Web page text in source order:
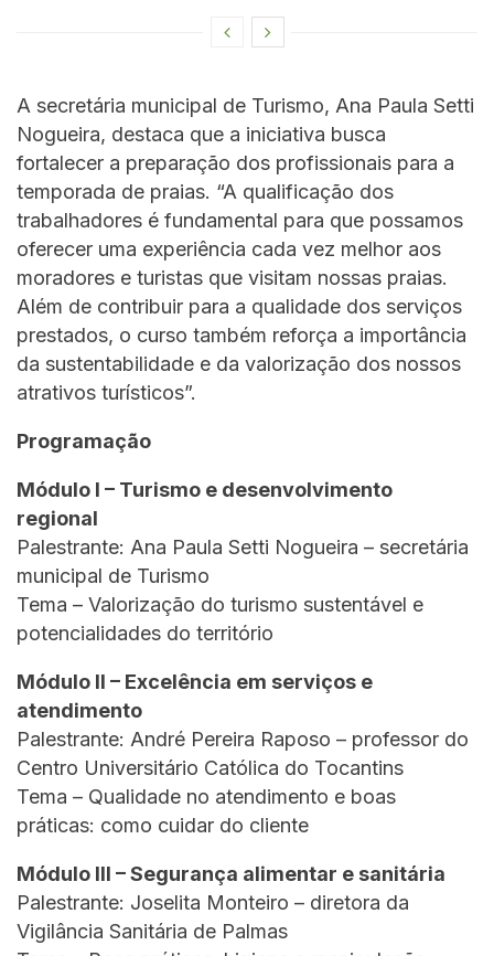
A secretária municipal de Turismo, Ana Paula Setti
Nogueira, destaca que a iniciativa busca
fortalecer a preparação dos profissionais para a
temporada de praias. “A qualificação dos
trabalhadores é fundamental para que possamos
oferecer uma experiência cada vez melhor aos
moradores e turistas que visitam nossas praias.
Além de contribuir para a qualidade dos serviços
prestados, o curso também reforça a importância
da sustentabilidade e da valorização dos nossos
atrativos turísticos”.
Programação
Módulo I – Turismo e desenvolvimento
regional
Palestrante: Ana Paula Setti Nogueira – secretária
municipal de Turismo
Tema – Valorização do turismo sustentável e
potencialidades do território
Módulo II – Excelência em serviços e
atendimento
Palestrante: André Pereira Raposo – professor do
Centro Universitário Católica do Tocantins
Tema – Qualidade no atendimento e boas
práticas: como cuidar do cliente
Módulo III – Segurança alimentar e sanitária
Palestrante: Joselita Monteiro – diretora da
Vigilância Sanitária de Palmas